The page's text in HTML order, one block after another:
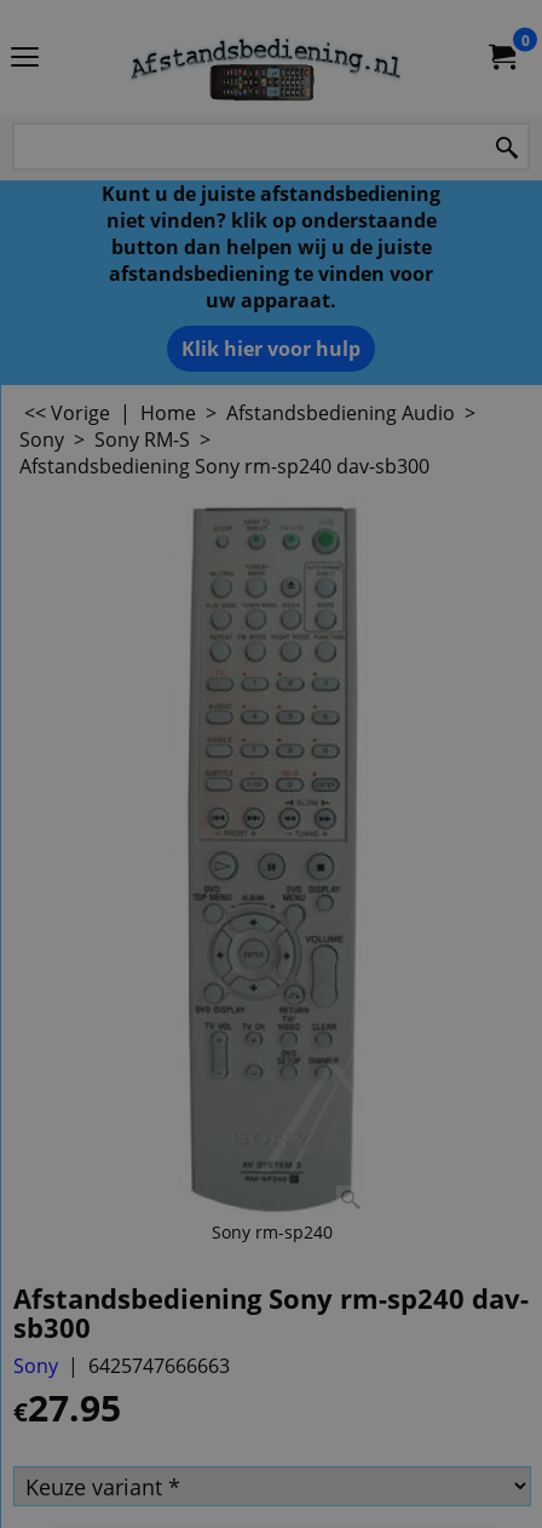
0
Kunt u de juiste afstandsbediening
niet vinden? klik op onderstaande
button dan helpen wij u de juiste
afstandsbediening te vinden voor
uw apparaat.
Klik hier voor hulp
<< Vorige | Home > Afstandsbediening Audio >
Sony > Sony RM-S >
Afstandsbediening Sony rm-sp240 dav-sb300
Sony rm-sp240
Afstandsbediening Sony rm-sp240 dav-
sb300
Sony 6425747666663
€27.95